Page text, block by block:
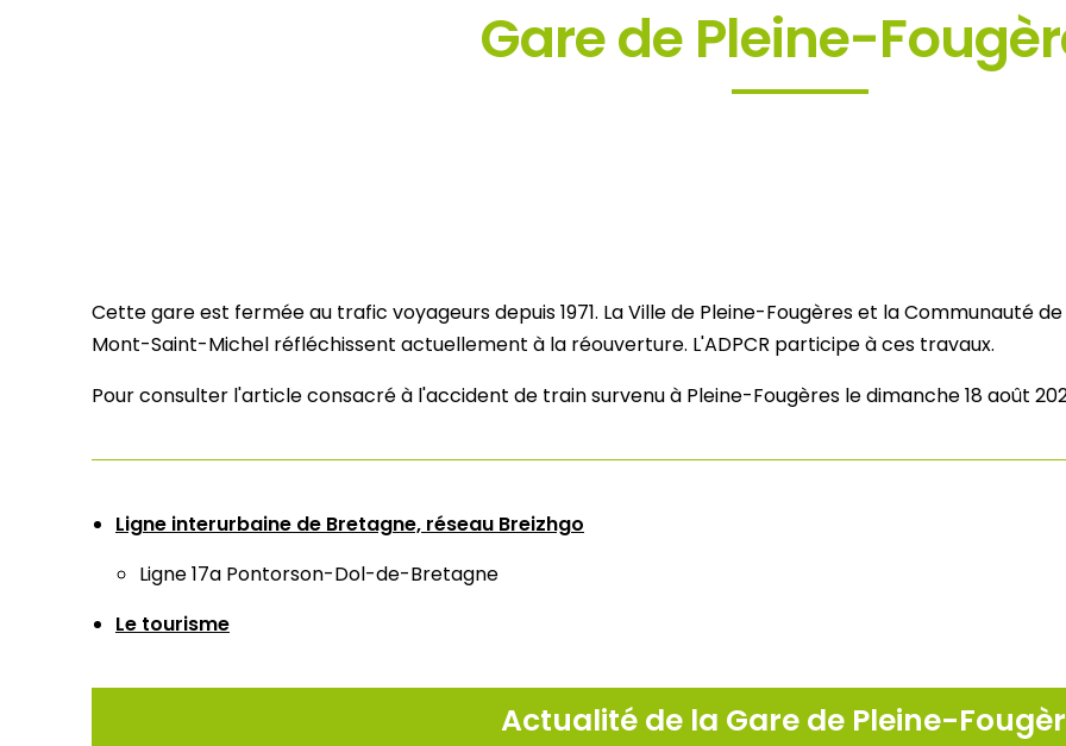
Gare de Pleine-
Cette gare est fermée au trafic voyageurs depuis 1971. La Ville de Pleine-Fougères et la Communauté
Mont-Saint-Michel réfléchissent actuellement à la réouverture. L'ADPCR participe à ces travaux.
Pour consulter l'article consacré à l'accident de train survenu à Pleine-Fougères le dimanche 18 août
Ligne interurbaine de Bretagne, réseau Breizhgo
Ligne 17a Pontorson-Dol-de-Bretagne
Le tourisme
Actualité de la Gare de Pleine-